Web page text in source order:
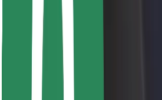
Bolt-ის დასატენი სადგური
მხარდაჭერა
მძღოლებისთვის